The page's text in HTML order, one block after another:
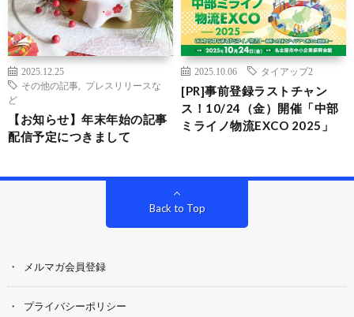
2025.12.25
その他の記事
プレスリリースな
ど
【お知らせ】年末年始の記事
配信予定につきまして
2025.10.06 タイアップ2
[PR]事前登録ラストチャン
ス！10/24（金）開催「中部
ミライノ物流EXCO 2025」
Back to Top
メルマガ会員登録
プライバシーポリシー